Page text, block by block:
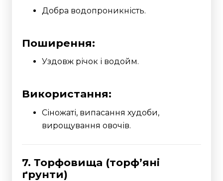
Добра водопроникність.
Поширення:
Уздовж річок і водойм.
Використання:
Сіножаті, випасання худоби,
вирощування овочів.
7. Торфовища (торф’яні
ґрунти)